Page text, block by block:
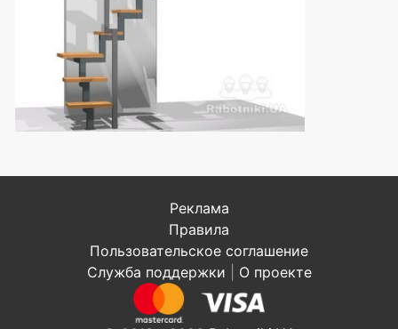
Реклама
Правила
Пользовательское соглашение
Служба поддержки
О проекте